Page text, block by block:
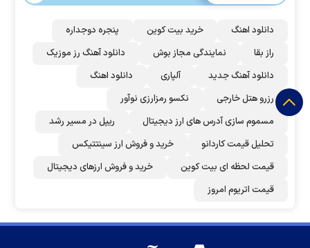
دانلود اهنگ خرید بیت کوین
پنجره دوجداره
راز بقا
نمایندگی مجاز بوش
دانلود آهنگ رز‌ موزیک
دانلود آهنگ جدید
آلپاری
دانلود اهنگ
رزرو هتل خارجی
نکسو رمزارزی نوآور
مسموم سازی آدرس های ارز دیجیتال
ریپل در مسیر رشد
تحلیل قیمت کاردانو
خرید و فروش ارز سینتتیکس
قیمت لحظه ای بیت کوین
خرید و فروش ارزهای دیجیتال
قیمت اتریوم امروز